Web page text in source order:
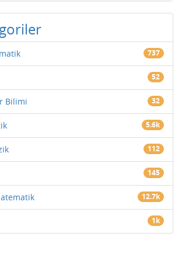
737
52
Bilimi 32
5.6k
112
145
12.7k
1k